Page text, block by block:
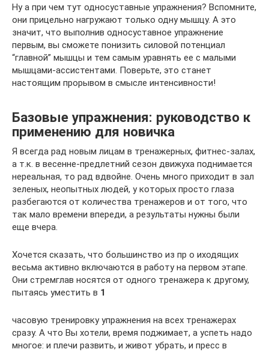
Ну а при чем тут односуставные упражнения? Вспомните,
они прицельно нагружают только одну мышцу. А это
значит, что выполнив односуставное упражнение
первым, вы сможете понизить силовой потенциал
“главной” мышцы и тем самым уравнять ее с малыми
мышцами-ассистентами. Поверьте, это станет
настоящим прорывом в смысле интенсивности!
Базовые упражнения: руководство к
применению для новичка
Я всегда рад новым лицам в тренажерных, фитнес-залах,
а т.к. в весенне-предлетний сезон движуха поднимается
нереальная, то рад вдвойне. Очень много приходит в зал
зеленых, неопытных людей, у которых просто глаза
разбегаются от количества тренажеров и от того, что
так мало времени впереди, а результаты нужны были
еще вчера.
Хочется сказать, что большинство из пр о иходящих
весьма активно включаются в работу на первом этапе.
Они стремглав носятся от одного тренажера к другому,
пытаясь уместить в 1
часовую тренировку упражнения на всех тренажерах
сразу. А что Вы хотели, время поджимает, а успеть надо
многое: и плечи развить, и живот убрать, и пресс в